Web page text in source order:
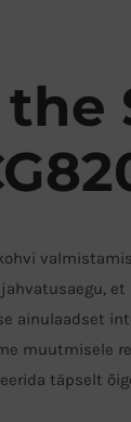
the
ainulaadset
muutmisele
täpselt